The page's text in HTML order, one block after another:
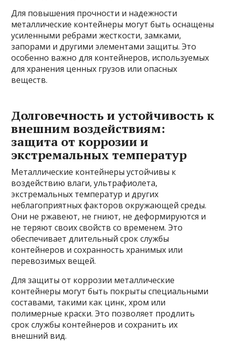
Для повышения прочности и надежности
металлические контейнеры могут быть оснащены
усиленными ребрами жесткости, замками,
запорами и другими элементами защиты. Это
особенно важно для контейнеров, используемых
для хранения ценных грузов или опасных
веществ.
Долговечность и устойчивость к
внешним воздействиям:
защита от коррозии и
экстремальных температур
Металлические контейнеры устойчивы к
воздействию влаги, ультрафиолета,
экстремальных температур и других
неблагоприятных факторов окружающей среды.
Они не ржавеют, не гниют, не деформируются и
не теряют своих свойств со временем. Это
обеспечивает длительный срок службы
контейнеров и сохранность хранимых или
перевозимых вещей.
Для защиты от коррозии металлические
контейнеры могут быть покрыты специальными
составами, такими как цинк, хром или
полимерные краски. Это позволяет продлить
срок службы контейнеров и сохранить их
внешний вид.